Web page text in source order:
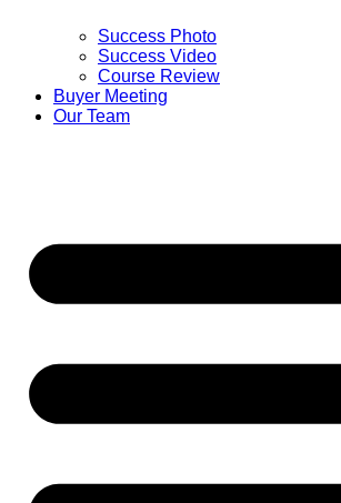
Success Photo
Success Video
Course Review
Buyer Meeting
Our Team